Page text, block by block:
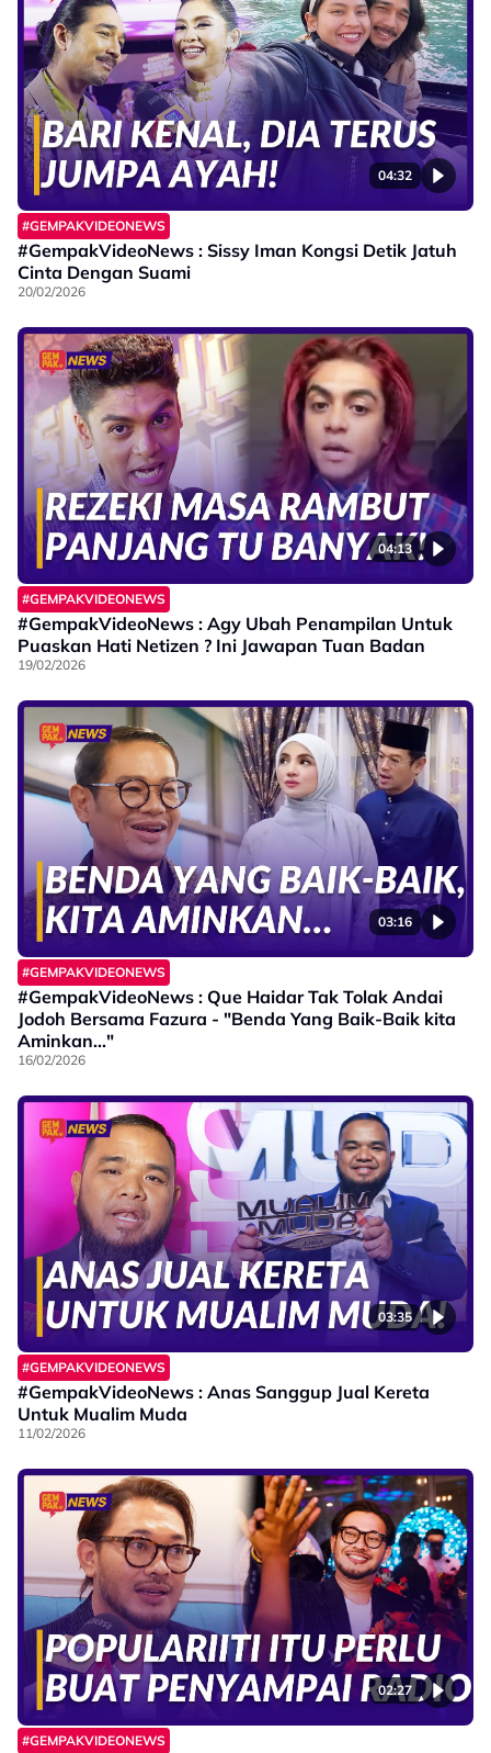
04:32
#GEMPAKVIDEONEWS
#GempakVideoNews : Sissy Iman Kongsi Detik Jatuh
Cinta Dengan Suami
20/02/2026
04:13
#GEMPAKVIDEONEWS
#GempakVideoNews : Agy Ubah Penampilan Untuk
Puaskan Hati Netizen ? Ini Jawapan Tuan Badan
19/02/2026
03:16
#GEMPAKVIDEONEWS
#GempakVideoNews : Que Haidar Tak Tolak Andai
Jodoh Bersama Fazura - "Benda Yang Baik-Baik kita
Aminkan..."
16/02/2026
03:35
#GEMPAKVIDEONEWS
#GempakVideoNews : Anas Sanggup Jual Kereta
Untuk Mualim Muda
11/02/2026
02:27
#GEMPAKVIDEONEWS